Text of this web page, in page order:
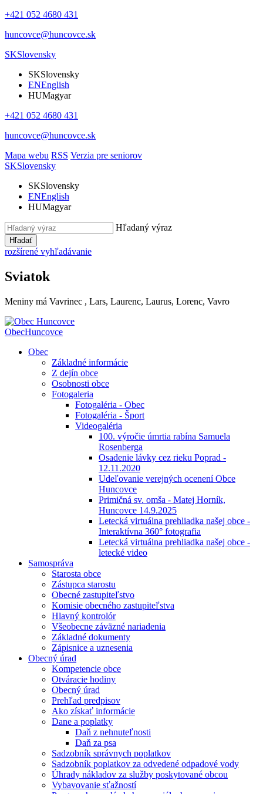
+421 052 4680 431
huncovce@huncovce.sk
SKSlovensky
SKSlovensky
ENEnglish
HUMagyar
+421 052 4680 431
huncovce@huncovce.sk
Mapa webu RSS Verzia pre seniorov
SKSlovensky
SKSlovensky
ENEnglish
HUMagyar
Hľadaný výraz
Hľadať
rozšírené vyhľadávanie
Sviatok
Meniny má Vavrinec , Lars, Laurenc, Laurus, Lorenc, Vavro
ObecHuncovce
Obec
Základné informácie
Z dejín obce
Osobnosti obce
Fotogaleria
Fotogaléria - Obec
Fotogaléria - Šport
Videogaléria
100. výročie úmrtia rabína Samuela
Rosenberga
Osadenie lávky cez rieku Poprad -
12.11.2020
Udeľovanie verejných ocenení Obce
Huncovce
Primičná sv. omša - Matej Horník,
Huncovce 14.9.2025
Letecká virtuálna prehliadka našej obce -
Interaktívna 360° fotografia
Letecká virtuálna prehliadka našej obce -
letecké video
Samospráva
Starosta obce
Zástupca starostu
Obecné zastupiteľstvo
Komisie obecného zastupiteľstva
Hlavný kontrolór
Všeobecne záväzné nariadenia
Základné dokumenty
Zápisnice a uznesenia
Obecný úrad
Kompetencie obce
Otváracie hodiny
Obecný úrad
Prehľad predpisov
Ako získať informácie
Dane a poplatky
Daň z nehnuteľnosti
Daň za psa
Sadzobník správnych poplatkov
Sadzobník poplatkov za odvedené odpadové vody
Úhrady nákladov za služby poskytované obcou
Vybavovanie sťažností